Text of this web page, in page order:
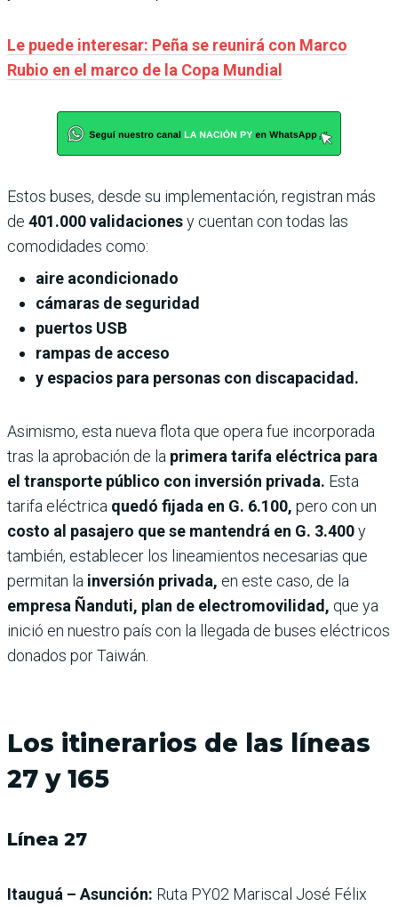
Le puede interesar: Peña se reunirá con Marco
Rubio en el marco de la Copa Mundial
Estos buses, desde su implementación, registran más
de 401.000 validacionesy cuentan con todas las
comodidades como:
aire acondicionado
cámaras de seguridad
puertos USB
rampas de acceso
y espacios para personas con discapacidad.
Asimismo, esta nueva flota que opera fue incorporada
tras la aprobación de la primera tarifa eléctrica para
el transporte público con inversión privada. Esta
tarifa eléctrica quedó fijada en G. 6.100, pero con un
costo al pasajero que se mantendrá en G. 3.400y
también, establecer los lineamientos necesarias que
permitan la inversión privada, en este caso, de la
empresa Ñanduti, plan de electromovilidad, que ya
inició en nuestro país con la llegada de buses eléctricos
donados por Taiwán.
Los itinerarios de las líneas
27 y 165
Línea 27
Itauguá – Asunción: Ruta PY02 Mariscal José Félix